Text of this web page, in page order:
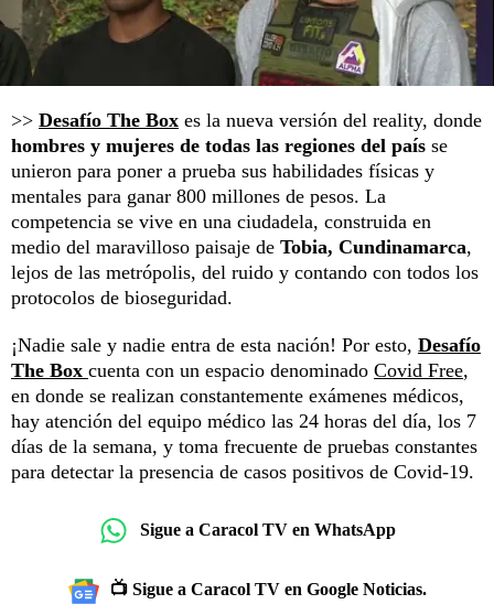
>> Desafío The Box es la nueva versión del reality, donde
hombres y mujeres de todas las regiones del país se
unieron para poner a prueba sus habilidades físicas y
mentales para ganar 800 millones de pesos. La
competencia se vive en una ciudadela, construida en
medio del maravilloso paisaje de Tobia, Cundinamarca,
lejos de las metrópolis, del ruido y contando con todos los
protocolos de bioseguridad.
¡Nadie sale y nadie entra de esta nación! Por esto, Desafío
The Box cuenta con un espacio denominado Covid Free,
en donde se realizan constantemente exámenes médicos,
hay atención del equipo médico las 24 horas del día, los 7
días de la semana, y toma frecuente de pruebas constantes
para detectar la presencia de casos positivos de Covid-19.
Sigue a Caracol TV en WhatsApp
📺 Sigue a Caracol TV en Google Noticias.